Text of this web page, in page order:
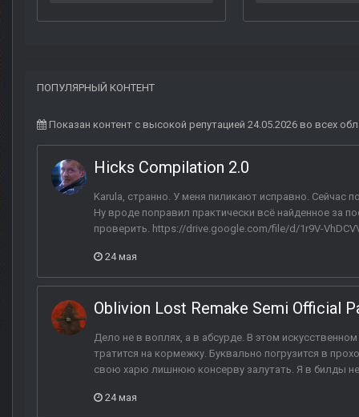
ПОПУЛЯРНЫЙ КОНТЕНТ
Показан контент с высокой репутацией 24.05.2026 во всех
Hicks Compilation 2.0
Karula, странно. У меня пиликают исправно. Сейчас
Ну вроде поправил практически всё найденное за
проверить. https://drive.google.com/file/d/1r9V-
24 мая
Oblivion Lost Remake Semi Official
Дело не в воплях, а в абсурде. В этом
тратится на кормежку. Буквально погрузится в
свою харю лишнюю консерву залутать. Я в билды
24 мая